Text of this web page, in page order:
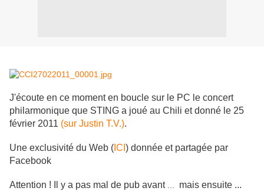
J'écoute en ce moment en boucle sur le PC le concert
philarmonique que STING a joué au Chili et donné le 25
février 2011 (sur Justin T.V.).
Une exclusivité du Web ( ICI ) donnée et partagée par
Facebook
Attention ! Il y a pas mal de pub avant... mais ensuite ...